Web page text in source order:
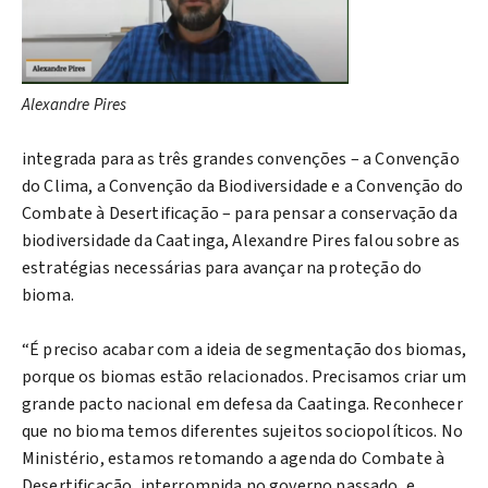
Alexandre Pires
integrada para as três grandes convenções – a Convenção
do Clima, a Convenção da Biodiversidade e a Convenção do
Combate à Desertificação – para pensar a conservação da
biodiversidade da Caatinga, Alexandre Pires falou sobre as
estratégias necessárias para avançar na proteção do
bioma.
“É preciso acabar com a ideia de segmentação dos biomas,
porque os biomas estão relacionados. Precisamos criar um
grande pacto nacional em defesa da Caatinga. Reconhecer
que no bioma temos diferentes sujeitos sociopolíticos. No
Ministério, estamos retomando a agenda do Combate à